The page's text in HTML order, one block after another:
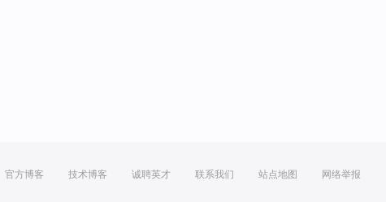
官方博客 技术博客 诚聘英才 联系我们 站点地图 网络举报